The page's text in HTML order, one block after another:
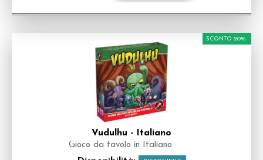
Vudulhu - Italiano
Gioco da tavolo in Italiano
SCONTO 20%